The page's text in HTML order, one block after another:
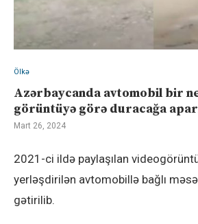
Ölkə
Azərbaycanda avtomobil bir
görüntüyə görə duracağa
Mart 26, 2024
2021-ci ildə paylaşılan
yerləşdirilən avtomobillə bağlı
gətirilib.